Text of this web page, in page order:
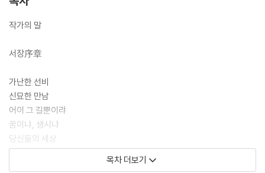
의 밀명을 받아 죽은 스승의 흔적을 쫓는 금부도사 한석리, 그리고 제국의
시대의 파도에 휩쓸려 서로 닿을 수 없는 곳에 놓이게 된 두 남녀의 애절한
이의 손에 땀을 쥐게 한다.
세종이 독자적인 문자를 만든다는 소문이 돌자, 조정은 발칵 뒤집힌다. “천
자의 글을 버리고 오랑캐가 되려 하십니까.” 기득권 사대부들의 반발은 극
에 달하고, 세종은 자신의 모든 것을 건 승부수를 던진다. 명나라라는 거대
한 외세와 사대주의에 젖은 내부의 적들. 과연 세종은 이 고독하고 처절한
전쟁에서 승리하고 백성의 소리를 지켜낼 수 있을까.
작가의 말
서장序章
가난한 선비
신묘한 만남
어이 그 길뿐이랴
꿈이냐, 생시냐
당신들의 세상
사신 강백창
목차 더보기